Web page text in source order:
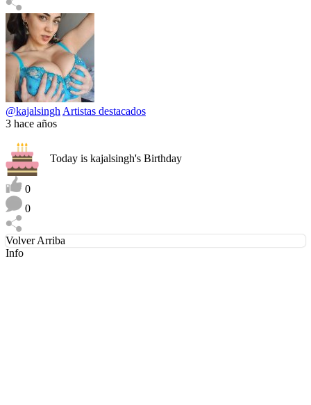
@kajalsingh Artistas destacados
3 hace años
Today is kajalsingh's Birthday
0
0
Volver Arriba
Info